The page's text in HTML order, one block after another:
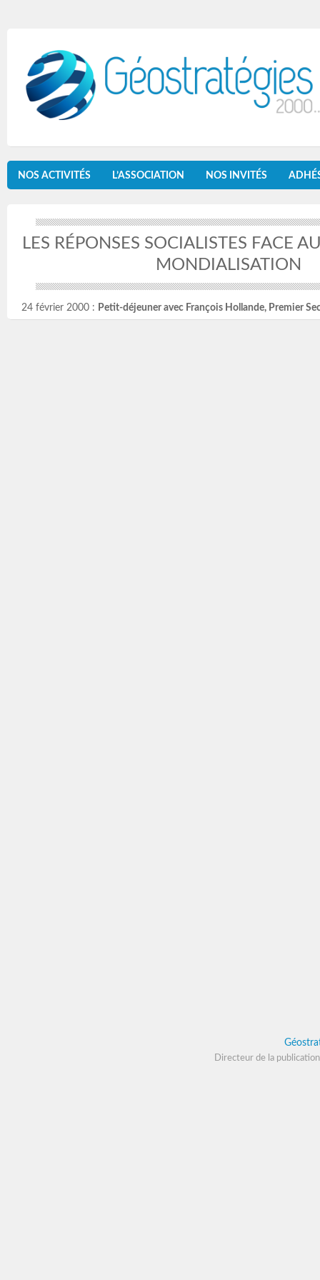
NOS ACTIVITÉS L’ASSOCIATION NOS INVITÉS
LES RÉPONSES SOCIALISTES FACE
MONDIALISATION
24 février 2000 : Petit-déjeuner avec François Hollande, Premier
Directeur de la